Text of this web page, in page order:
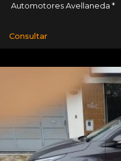
Automotores Avellaneda *
Consultar